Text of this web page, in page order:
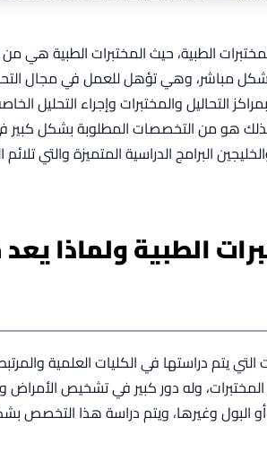
الطبية، حيث المختبرات الطبية هي من
بشكل مباشر، وهي تؤهل للعمل في مجال
التحاليل والمختبرات وإجراء التحليل
لذلك هو من التخصصات المطلوبة بشكل
البرامج الدراسية المتميزة والتي تلائم
الطبية ولماذا
يتم دراستها في الكليات العلمية
وله دور كبير في تشخيص الأمراض
أو البول وغيرها، ويتم دراسة هذا التخصص